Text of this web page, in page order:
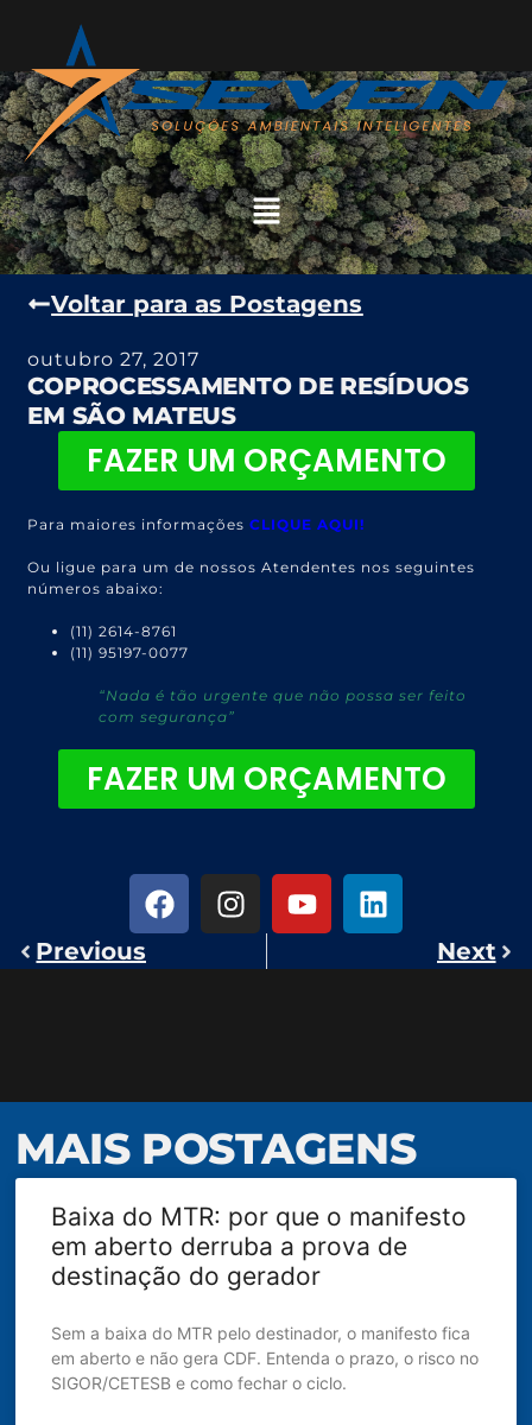
Voltar para as Postagens
outubro 27, 2017
COPROCESSAMENTO DE RESÍDUOS
EM SÃO MATEUS
FAZER UM ORÇAMENTO
Para maiores informaçõesCLIQUE AQUI!
Ou ligue para um de nossos Atendentes nos seguintes
números abaixo:
(11) 2614-8761
(11) 95197-0077
“Nada é tão urgente que não possa ser feito
com segurança”
FAZER UM ORÇAMENTO
Previous Next
MAIS POSTAGENS
Baixa do MTR: por que o manifesto
em aberto derruba a prova de
destinação do gerador
Sem a baixa do MTR pelo destinador, o manifesto fica
em aberto e não gera CDF. Entenda o prazo, o risco no
SIGOR/CETESB e como fechar o ciclo.